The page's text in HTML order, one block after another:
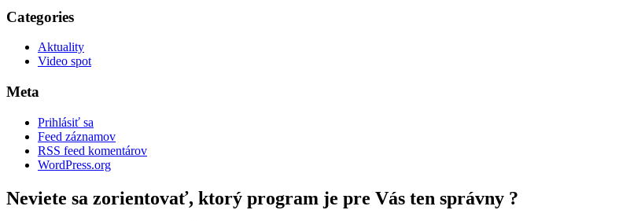
Categories
Aktuality
Video spot
Meta
Prihlásiť sa
Feed záznamov
RSS feed komentárov
WordPress.org
Neviete sa zorientovať, ktorý program je pre Vás ten správny ?